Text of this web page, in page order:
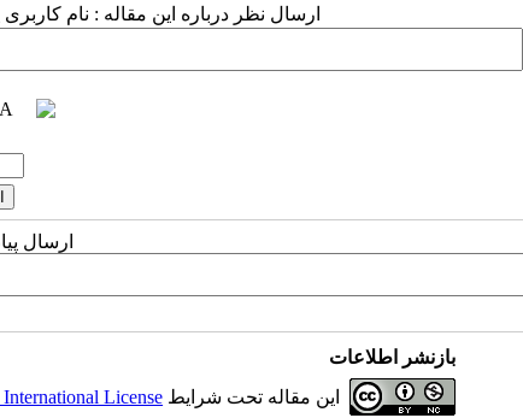
ارسال نظر درباره این مقاله : نام
ارسال
بازنشر اطلاعات
این مقاله تحت شرایط License